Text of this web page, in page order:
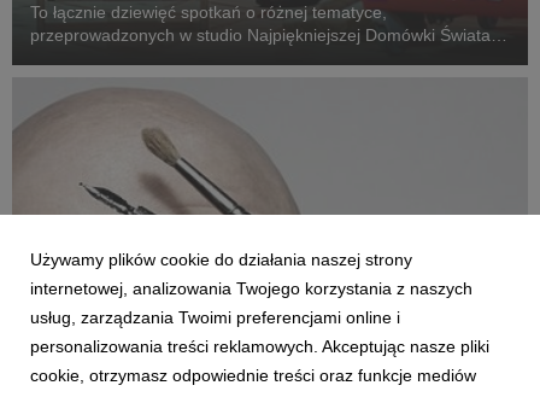
To łącznie dziewięć spotkań o różnej tematyce,
przeprowadzonych w studio Najpiękniejszej Domówki Świata.
ASP
Używamy plików cookie do działania naszej strony
internetowej, analizowania Twojego korzystania z naszych
usług, zarządzania Twoimi preferencjami online i
personalizowania treści reklamowych. Akceptując nasze pliki
cookie, otrzymasz odpowiednie treści oraz funkcje mediów